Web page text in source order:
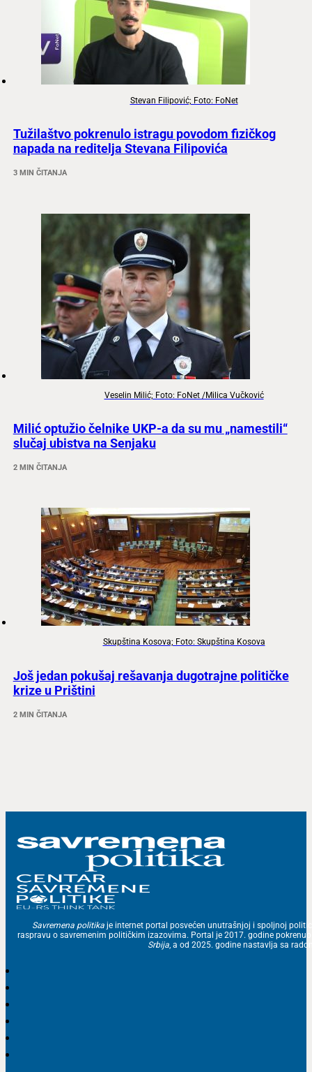
Stevan Filipović; Foto: FoNet
Tužilaštvo pokrenulo istragu povodom fizičkog
napada na reditelja Stevana Filipovića
3 MIN ČITANJA
Veselin Milić; Foto: FoNet /Milica Vučković
Milić optužio čelnike UKP-a da su mu „namestili“
slučaj ubistva na Senjaku
2 MIN ČITANJA
Skupština Kosova; Foto: Skupština Kosova
Još jedan pokušaj rešavanja dugotrajne političke
krize u Prištini
2 MIN ČITANJA
Savremena politika je internet portal posvećen unutrašnjoj i spoljnoj
raspravu o savremenim političkim izazovima. Portal je 2017. godine
Srbija, a od 2025. godine nastavlja sa